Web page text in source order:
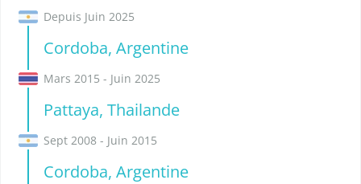
Depuis Juin 2025
Cordoba, Argentine
Mars 2015 - Juin 2025
Pattaya, Thailande
Sept 2008 - Juin 2015
Cordoba, Argentine